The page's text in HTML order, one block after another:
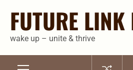
content
FUTURE LINK
wake up – unite & thrive